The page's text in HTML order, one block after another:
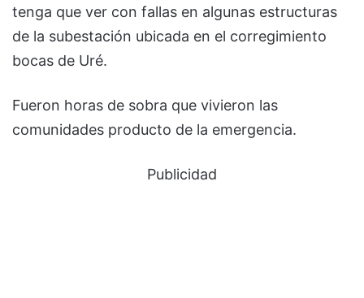
tenga que ver con fallas en algunas estructuras
de la subestación ubicada en el corregimiento
bocas de Uré.
Fueron horas de sobra que vivieron las
comunidades producto de la emergencia.
Publicidad